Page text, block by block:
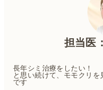
担当医
長年シミ治療をしたい！
と思い続けて、モモクリ
です